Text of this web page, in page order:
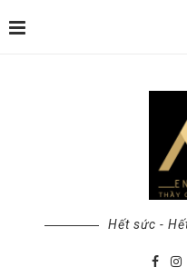
Hết sức -